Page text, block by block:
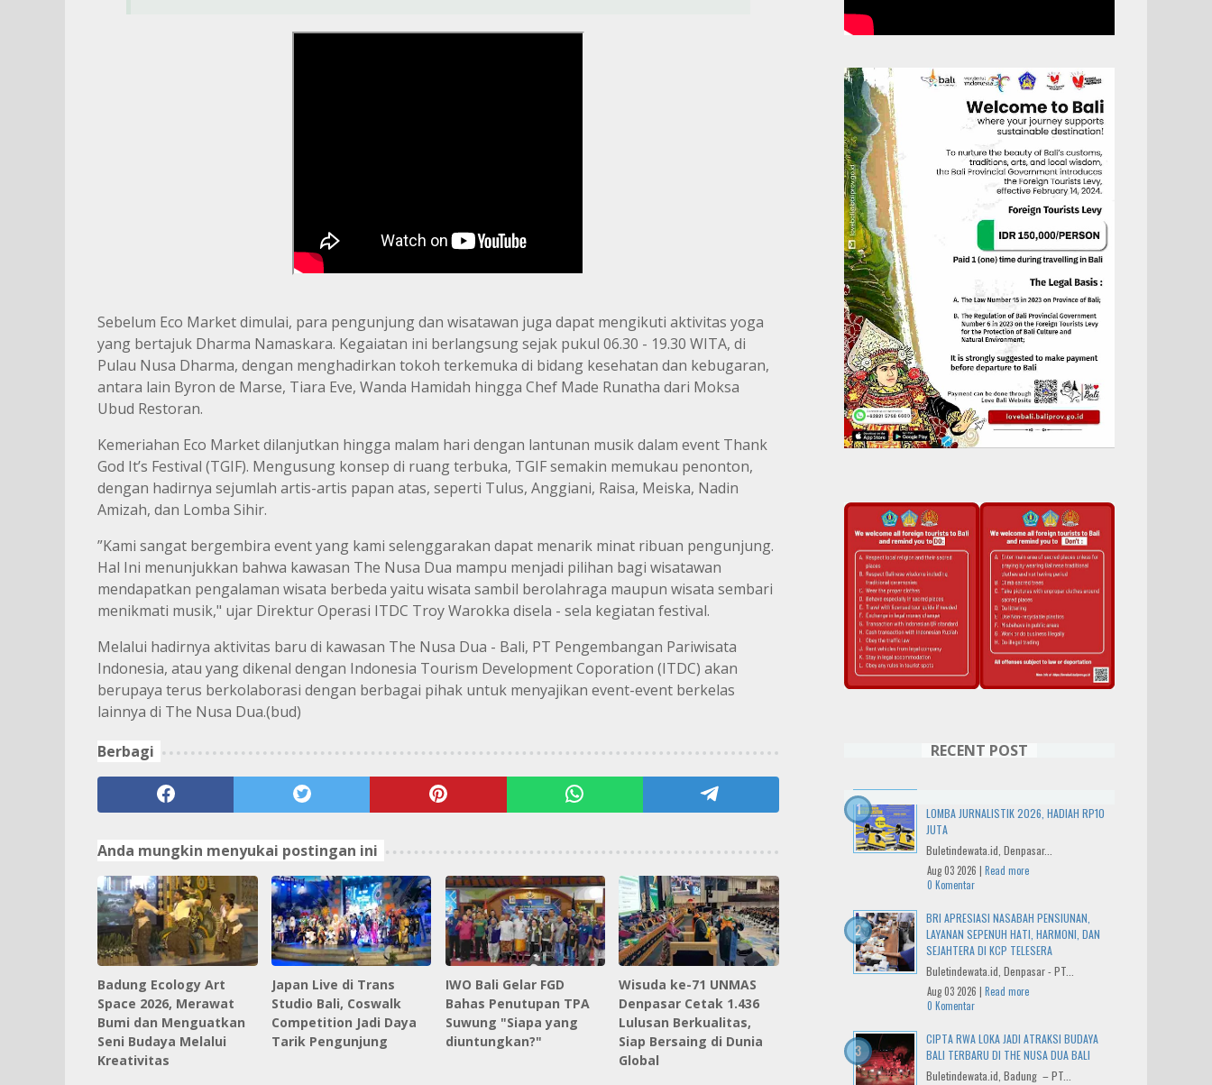
Sebelum Eco Market dimulai, para pengunjung dan wisatawan juga dapat mengikuti aktivitas yoga
yang bertajuk Dharma Namaskara. Kegaiatan ini berlangsung sejak pukul 06.30 - 19.30 WITA, di
Pulau Nusa Dharma, dengan menghadirkan tokoh terkemuka di bidang kesehatan dan kebugaran,
antara lain Byron de Marse, Tiara Eve, Wanda Hamidah hingga Chef Made Runatha dari Moksa
Ubud Restoran.
Kemeriahan Eco Market dilanjutkan hingga malam hari dengan lantunan musik dalam event Thank
God It’s Festival (TGIF). Mengusung konsep di ruang terbuka, TGIF semakin memukau penonton,
dengan hadirnya sejumlah artis-artis papan atas, seperti Tulus, Anggiani, Raisa, Meiska, Nadin
Amizah, dan Lomba Sihir.
”Kami sangat bergembira event yang kami selenggarakan dapat menarik minat ribuan pengunjung.
Hal Ini menunjukkan bahwa kawasan The Nusa Dua mampu menjadi pilihan bagi wisatawan
mendapatkan pengalaman wisata berbeda yaitu wisata sambil berolahraga maupun wisata sembari
menikmati musik," ujar Direktur Operasi ITDC Troy Warokka disela - sela kegiatan festival.
Melalui hadirnya aktivitas baru di kawasan The Nusa Dua - Bali, PT Pengembangan Pariwisata
Indonesia, atau yang dikenal dengan Indonesia Tourism Development Coporation (ITDC) akan
berupaya terus berkolaborasi dengan berbagai pihak untuk menyajikan event-event berkelas
lainnya di The Nusa Dua.(bud)
Berbagi
Anda mungkin menyukai postingan ini
Badung Ecology Art
Space 2026, Merawat
Bumi dan Menguatkan
Seni Budaya Melalui
Kreativitas
Japan Live di Trans
Studio Bali, Coswalk
Competition Jadi Daya
Tarik Pengunjung
IWO Bali Gelar FGD
Bahas Penutupan TPA
Suwung "Siapa yang
diuntungkan?"
Wisuda ke-71 UNMAS
Denpasar Cetak 1.436
Lulusan Berkualitas,
Siap Bersaing di Dunia
Global
RECENT POST
LOMBA JURNALISTIK 2026, HADIAH RP10
JUTA
Buletindewata.id, Denpasar...
Aug 03 2026 | Read more
0 Komentar
BRI APRESIASI NASABAH PENSIUNAN,
LAYANAN SEPENUH HATI, HARMONI, DAN
SEJAHTERA DI KCP TELESERA
Buletindewata.id, Denpasar - PT...
Aug 03 2026 | Read more
0 Komentar
CIPTA RWA LOKA JADI ATRAKSI BUDAYA
BALI TERBARU DI THE NUSA DUA BALI
Buletindewata.id, Badung – PT...